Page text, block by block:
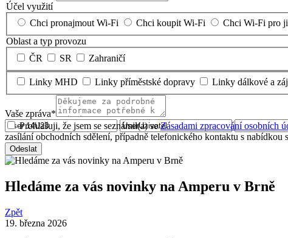
Účel využití
Chci pronajmout Wi-Fi
Chci koupit Wi-Fi
Chci Wi-Fi pro
Oblast a typ provozu
ČR
SR Zahraničí
Linky MHD Linky příměstské dopravy Linky dálkové a
Vaše zpráva*
Prohlašuji, že jsem se seznámil(a) seZásadami zpracování osobních
zasílání obchodních sdělení, případně telefonického kontaktu s nabídkou
Odeslat
Hledáme za vás novinky na Amperu v Brně
Zpět
19. března 2026